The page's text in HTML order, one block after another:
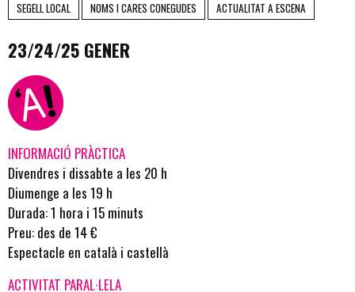
SEGELL LOCAL NOMS I CARES CONEGUDES ACTUALITAT A ESCENA
23/24/25 GENER
INFORMACIÓ PRÀCTICA
Divendres i dissabte a les 20 h
Diumenge a les 19 h
Durada: 1 hora i 15 minuts
Preu: des de 14 €
Espectacle en català i castellà
ACTIVITAT PARAL·LELA